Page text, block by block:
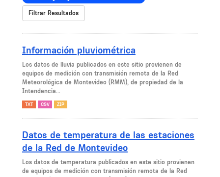
Filtrar Resultados
Información pluviométrica
Los datos de lluvia publicados en este sitio provienen de
equipos de medición con transmisión remota de la Red
Meteorológica de Montevideo (RMM), de propiedad de la
Intendencia...
TXT CSV ZIP
Datos de temperatura de las estaciones
de la Red de Montevideo
Los datos de temperatura publicados en este sitio provienen
de equipos de medición con transmisión remota de la Red